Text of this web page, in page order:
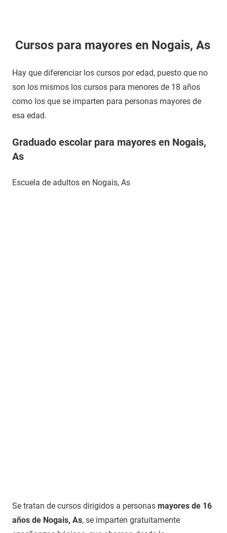
Cursos para mayores en Nogais, As
Hay que diferenciar los cursos por edad, puesto que no
son los mismos los cursos para menores de 18 años
como los que se imparten para personas mayores de
esa edad.
Graduado escolar para mayores en Nogais,
As
Escuela de adultos en Nogais, As
Se tratan de cursos dirigidos a personas mayores de 16
años de Nogais, As, se imparten gratuitamente